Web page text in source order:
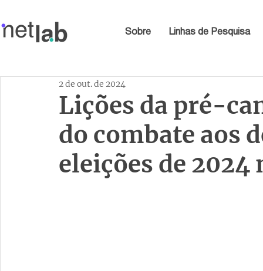
Sobre Linhas de Pesquisa
Lições da pré-
do combate aos
eleições de 2024
2 de out. de 2024